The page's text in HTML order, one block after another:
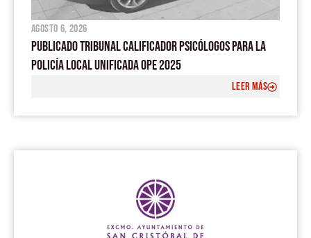
agosto 6, 2026
PUBLICADO TRIBUNAL CALIFICADOR PSICÓLOGOS PARA LA
POLICÍA LOCAL UNIFICADA OPE 2025
LEER MÁS